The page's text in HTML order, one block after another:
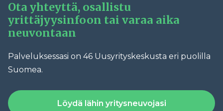
Ota yhteyttä, osallistu
yrittäjyysinfoon tai varaa aika
neuvontaan
Palveluksessasi on 46 Uusyrityskeskusta eri puolilla
Suomea.
Löydä lähin yritysneuvojasi